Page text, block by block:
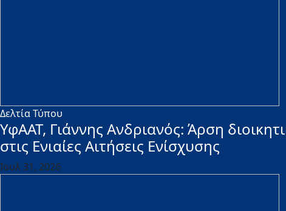
Δελτία Τύπου
ΥφΑΑΤ, Γιάννης Ανδριανός: Άρση
στις Ενιαίες Αιτήσεις Ενίσχυσης
Ιουλ 31, 2026